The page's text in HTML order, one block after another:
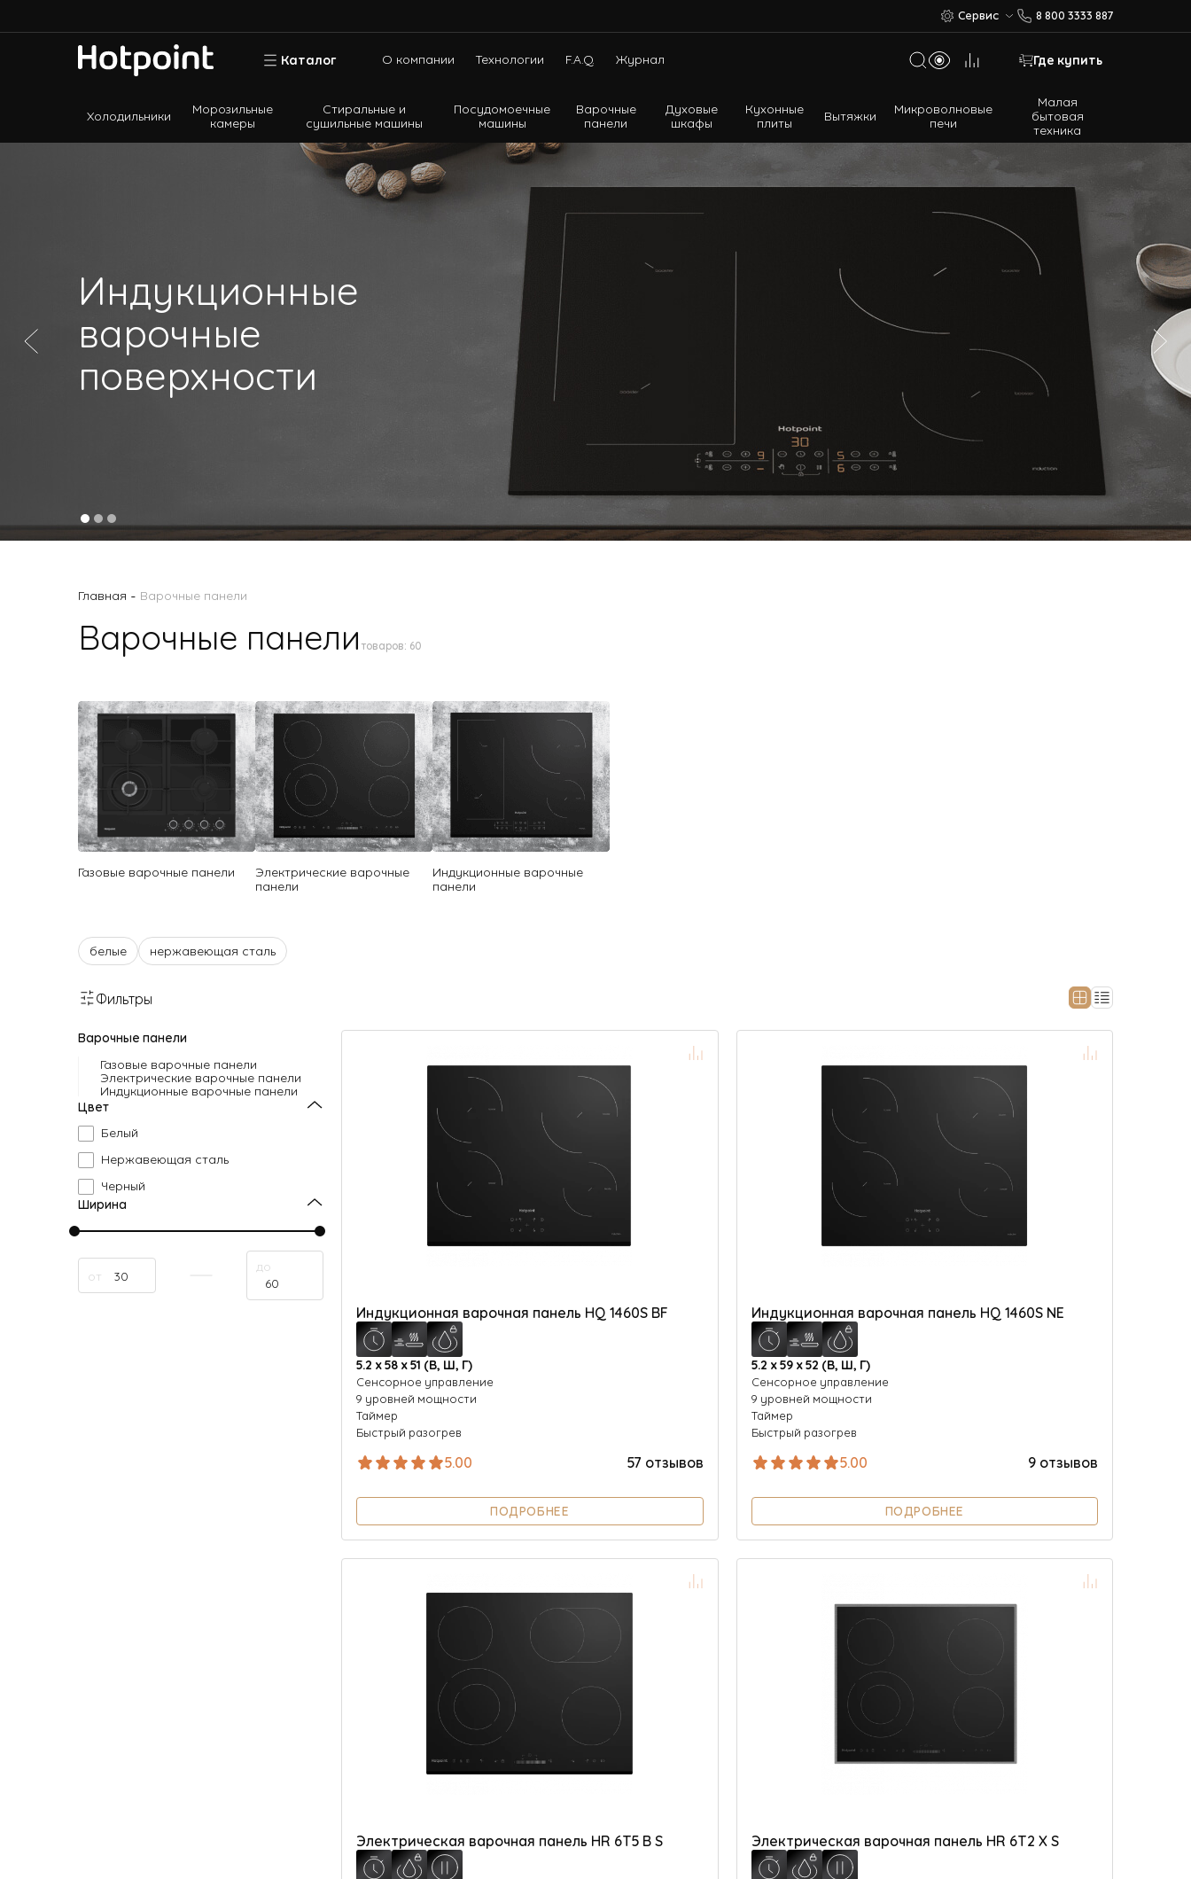
Сервис 8 800 3333 887
Каталог О компании Технологии F.A.Q. Журнал Где купить
Холодильники Морозильные
камеры
Стиральные и
сушильные машины
Посудомоечные
машины
Варочные
панели
Духовые
шкафы
Кухонные
плиты Вытяжки Микроволновые
печи
Малая
бытовая
техника
Холодильники
Стиральные и сушильные машины
Духовые шкафы
Кухонные плиты
Вытяжки
Микроволновые печи
Малая бытовая техника
Холодильники с нижней морозильной камерой
Холодильники Side-by-side
Многодверные холодильники
Встраиваемые холодильники
Индукционные
варочные
поверхности
Главная - Варочные панели
Варочные панели товаров: 60
Газовые варочные панели Электрические варочные
панели
Индукционные варочные
панели
белые нержавеющая сталь
Фильтры
Варочные панели
Газовые варочные панели
Электрические варочные панели
Индукционные варочные панели
Цвет
Белый
Нержавеющая сталь
Черный
Ширина
от
до
Индукционная варочная панель HQ 1460S BF
5.2 х 58 х 51 (В, Ш, Г)
Сенсорное управление
9 уровней мощности
Таймер
Быстрый разогрев
5.00 57 отзывов
ПОДРОБНЕЕ
Индукционная варочная панель HQ 1460S NE
5.2 х 59 х 52 (В, Ш, Г)
Сенсорное управление
9 уровней мощности
Таймер
Быстрый разогрев
5.00 9 отзывов
ПОДРОБНЕЕ
Электрическая варочная панель HR 6T5 B S Электрическая варочная панель HR 6T2 X S